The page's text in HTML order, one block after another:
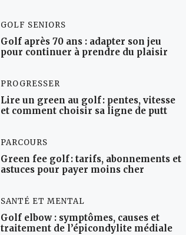
GOLF SENIORS
Golf après 70 ans : adapter son jeu
pour continuer à prendre du plaisir
PROGRESSER
Lire un green au golf : pentes, vitesse
et comment choisir sa ligne de putt
PARCOURS
Green fee golf : tarifs, abonnements et
astuces pour payer moins cher
SANTÉ ET MENTAL
Golf elbow : symptômes, causes et
traitement de l’épicondylite médiale